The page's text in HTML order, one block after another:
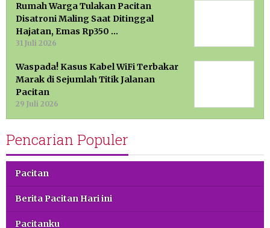
Rumah Warga Tulakan Pacitan
Disatroni Maling Saat Ditinggal
Hajatan, Emas Rp350 …
31 Juli 2026
Waspada! Kasus Kabel WiFi Terbakar
Marak di Sejumlah Titik Jalanan
Pacitan
29 Juli 2026
Pencarian Populer
Pacitan
Berita Pacitan Hari ini
Pacitanku